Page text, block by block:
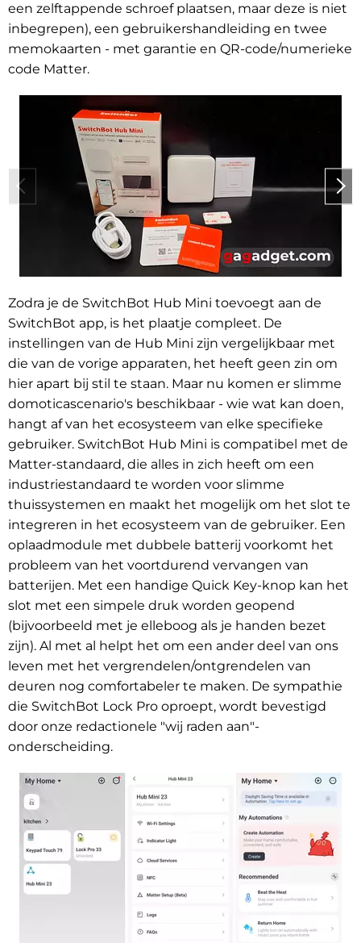
een zelftappende schroef plaatsen, maar deze is niet
inbegrepen), een gebruikershandleiding en twee
memokaarten - met garantie en QR-code/numerieke
code Matter.
Zodra je de SwitchBot Hub Mini toevoegt aan de
SwitchBot app, is het plaatje compleet. De
instellingen van de Hub Mini zijn vergelijkbaar met
die van de vorige apparaten, het heeft geen zin om
hier apart bij stil te staan. Maar nu komen er slimme
domoticascenario's beschikbaar - wie wat kan doen,
hangt af van het ecosysteem van elke specifieke
gebruiker. SwitchBot Hub Mini is compatibel met de
Matter-standaard, die alles in zich heeft om een
industriestandaard te worden voor slimme
thuissystemen en maakt het mogelijk om het slot te
integreren in het ecosysteem van de gebruiker. Een
oplaadmodule met dubbele batterij voorkomt het
probleem van het voortdurend vervangen van
batterijen. Met een handige Quick Key-knop kan het
slot met een simpele druk worden geopend
(bijvoorbeeld met je elleboog als je handen bezet
zijn). Al met al helpt het om een ander deel van ons
leven met het vergrendelen/ontgrendelen van
deuren nog comfortabeler te maken. De sympathie
die SwitchBot Lock Pro oproept, wordt bevestigd
door onze redactionele "wij raden aan"-
onderscheiding.